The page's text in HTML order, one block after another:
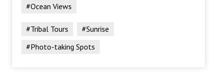
#Ocean Views
#Tribal Tours
#Sunrise
#Photo-taking Spots